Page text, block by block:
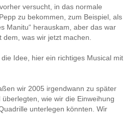
versucht, in das normale
zu bekommen, zum Beispiel, als
Manitu“ herauskam, aber das war
was wir jetzt machen.
Idee, hier ein richtiges Musical mit
wir 2005 irgendwann zu später
wie wir die Einweihung
unterlegen könnten. Wir